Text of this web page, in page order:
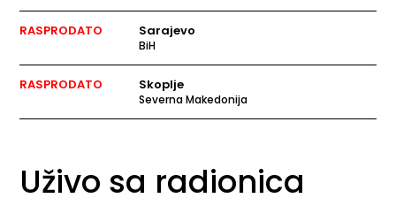
RASPRODATO Sarajevo
BiH
RASPRODATO Skoplje
Severna Makedonija
Uživo sa radionica